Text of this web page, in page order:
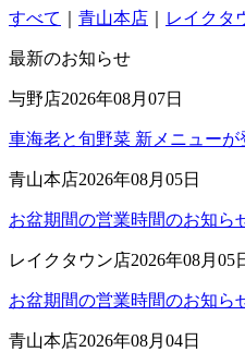
すべて 青山本店 レイクタ
最新のお知らせ
与野店2026年08月07日
車海老と旬野菜 新メニューが
青山本店2026年08月05日
お盆期間の営業時間のお知ら
レイクタウン店2026年08月05
お盆期間の営業時間のお知ら
青山本店2026年08月04日